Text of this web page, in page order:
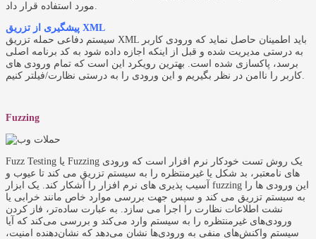
پیشگیری از تزریق XML
سیستم دفاعی حمله تزریق XML باید اطمینان حاصل نماید که ورودی کاربر
به درستی مدیریت شده و قبل از اینکه اجازه داده شود به کد برنامه اصلی
برسد، پاکسازی شده است. بهترین رویکرد این است که تمام ورودی های
Fuzzing
Fuzz Testing یا Fuzzing یک روش تست خودکار نرم افزار است که ورودی
های نامعتبر، بد شکل یا غیرمنتظره را به سیستم تزریق می کند تا عیوب و
آسیب پذیری های نرم افزار را آشکار کند. یک ابزار fuzzing این ورودی ها را
به سیستم تزریق می کند و سپس جهت بررسی موارد خاص مانند خرابی یا
نشت اطلاعات نظارت را اجرا می سازد. به عبارت ساده‌تر، فاز کردن
ورودی‌های غیرمنتظره را به سیستم وارد می‌کند و بررسی می‌کند که آیا
سیستم واکنش‌های منفی به ورودی‌ها نشان می‌دهد که نشان‌دهنده امنیت،